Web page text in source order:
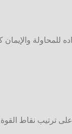
للمحاولة
ترتيب نقاط القوة